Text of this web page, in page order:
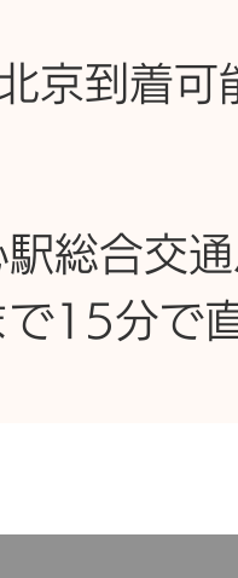
京到着
総合交
15分で